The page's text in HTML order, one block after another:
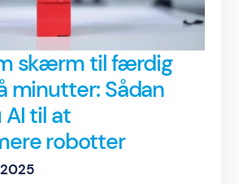
skærm til færdig
minutter: Sådan
til at
robotter
2025